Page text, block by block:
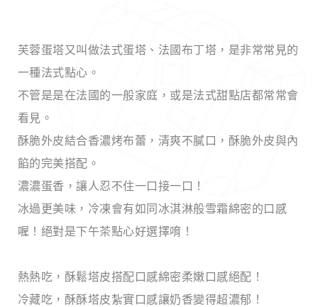
芙蓉蛋塔又叫做法式蛋塔、法國布丁塔，是非常常見的
一種法式點心。
不管是是在法國的一般家庭，或是法式甜點店都常常會
看見。
酥脆外皮結合香濃烤布蕾，清爽不膩口，酥脆外皮與內
餡的完美搭配。
濃濃蛋香，讓人忍不住一口接一口！
冰過更美味，冷凍會有如同冰淇淋般雪霜綿密的口感
喔！絕對是下午茶點心好選擇唷！
熱熱吃，酥鬆塔皮搭配口感綿密柔嫩口感絕配！
冷藏吃，酥酥塔皮紮實口感讓奶香變得超濃郁！